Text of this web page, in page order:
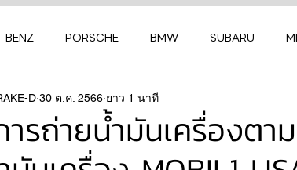
BENZ PORSCHE BMW SUBARU
ยางรถยนต์ AUDI MASERATI
MAZDA TOYOTA HONDA
ารถ่ายน้ำมันเครื่องตา
D 30 ต.ค. 2566 ยาว 1 นาที